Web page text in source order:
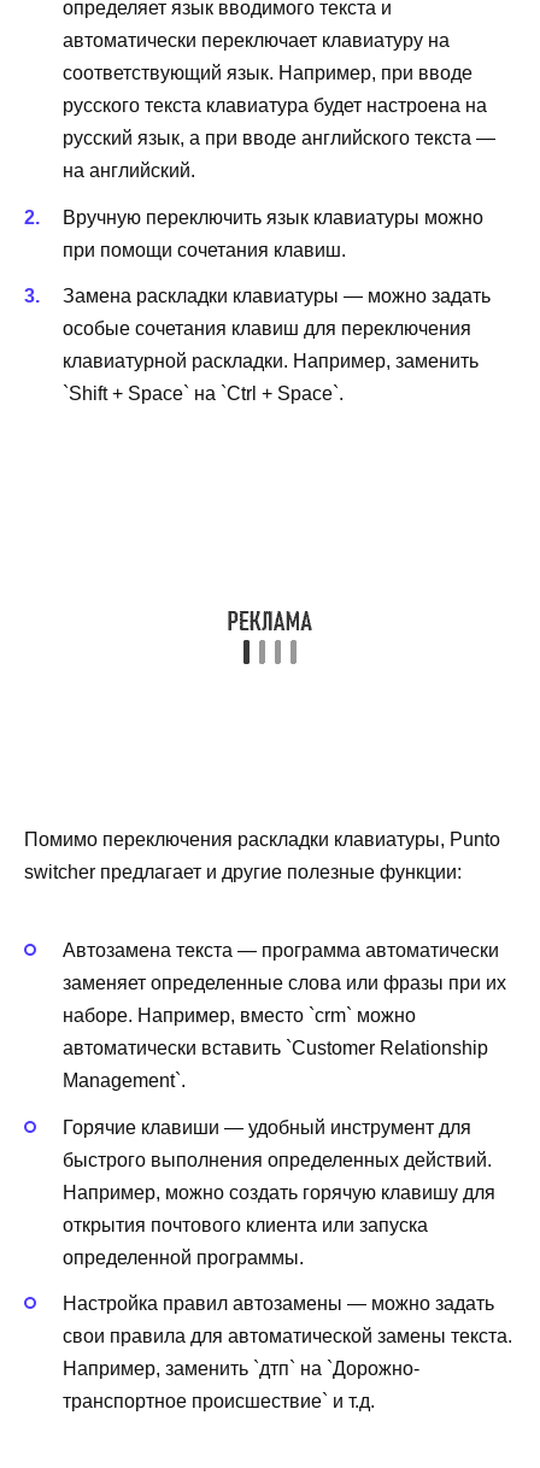
определяет язык вводимого текста и
автоматически переключает клавиатуру на
соответствующий язык. Например, при вводе
русского текста клавиатура будет настроена на
русский язык, а при вводе английского текста —
на английский.
Вручную переключить язык клавиатуры можно
при помощи сочетания клавиш.
Замена раскладки клавиатуры — можно задать
особые сочетания клавиш для переключения
клавиатурной раскладки. Например, заменить
`Shift + Space` на `Ctrl + Space`.
Помимо переключения раскладки клавиатуры, Punto
switcher предлагает и другие полезные функции:
Автозамена текста — программа автоматически
заменяет определенные слова или фразы при их
наборе. Например, вместо `crm` можно
автоматически вставить `Customer Relationship
Management`.
Горячие клавиши — удобный инструмент для
быстрого выполнения определенных действий.
Например, можно создать горячую клавишу для
открытия почтового клиента или запуска
определенной программы.
Настройка правил автозамены — можно задать
свои правила для автоматической замены текста.
Например, заменить `дтп` на `Дорожно-
транспортное происшествие` и т.д.